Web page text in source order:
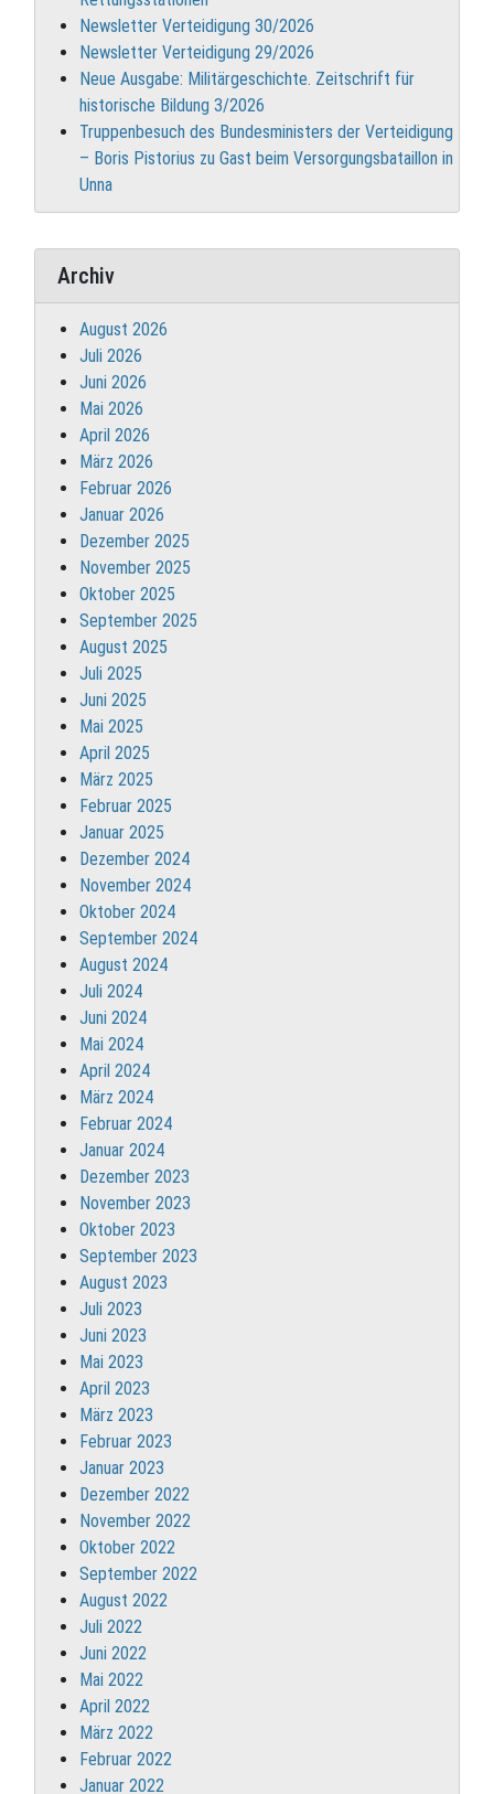
Newsletter Verteidigung 30/2026
Newsletter Verteidigung 29/2026
Neue Ausgabe: Militärgeschichte. Zeitschrift für
historische Bildung 3/2026
Truppenbesuch des Bundesministers der Verteidigung
– Boris Pistorius zu Gast beim Versorgungsbataillon in
Unna
Archiv
August 2026
Juli 2026
Juni 2026
Mai 2026
April 2026
März 2026
Februar 2026
Januar 2026
Dezember 2025
November 2025
Oktober 2025
September 2025
August 2025
Juli 2025
Juni 2025
Mai 2025
April 2025
März 2025
Februar 2025
Januar 2025
Dezember 2024
November 2024
Oktober 2024
September 2024
August 2024
Juli 2024
Juni 2024
Mai 2024
April 2024
März 2024
Februar 2024
Januar 2024
Dezember 2023
November 2023
Oktober 2023
September 2023
August 2023
Juli 2023
Juni 2023
Mai 2023
April 2023
März 2023
Februar 2023
Januar 2023
Dezember 2022
November 2022
Oktober 2022
September 2022
August 2022
Juli 2022
Juni 2022
Mai 2022
April 2022
März 2022
Februar 2022
Januar 2022